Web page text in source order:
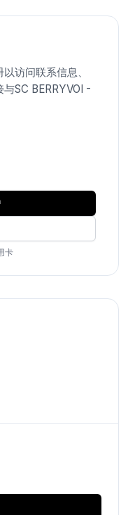
访问联系信息、
SC BERRYVOI -
卡